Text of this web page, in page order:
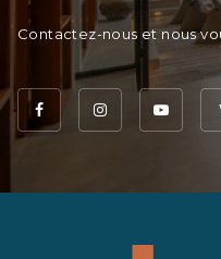
Contactez-nous et nous